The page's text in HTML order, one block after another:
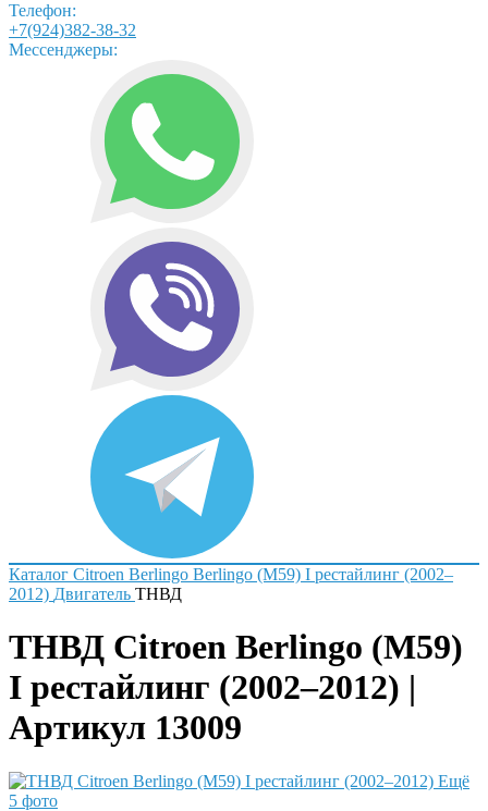
Телефон:
+7(924)382-38-32
Мессенджеры:
Каталог Citroen Berlingo Berlingo (M59) I рестайлинг (2002–
2012) Двигатель ТНВД
ТНВД Citroen Berlingo (M59)
I рестайлинг (2002–2012) |
Артикул 13009
Ещё
5 фото